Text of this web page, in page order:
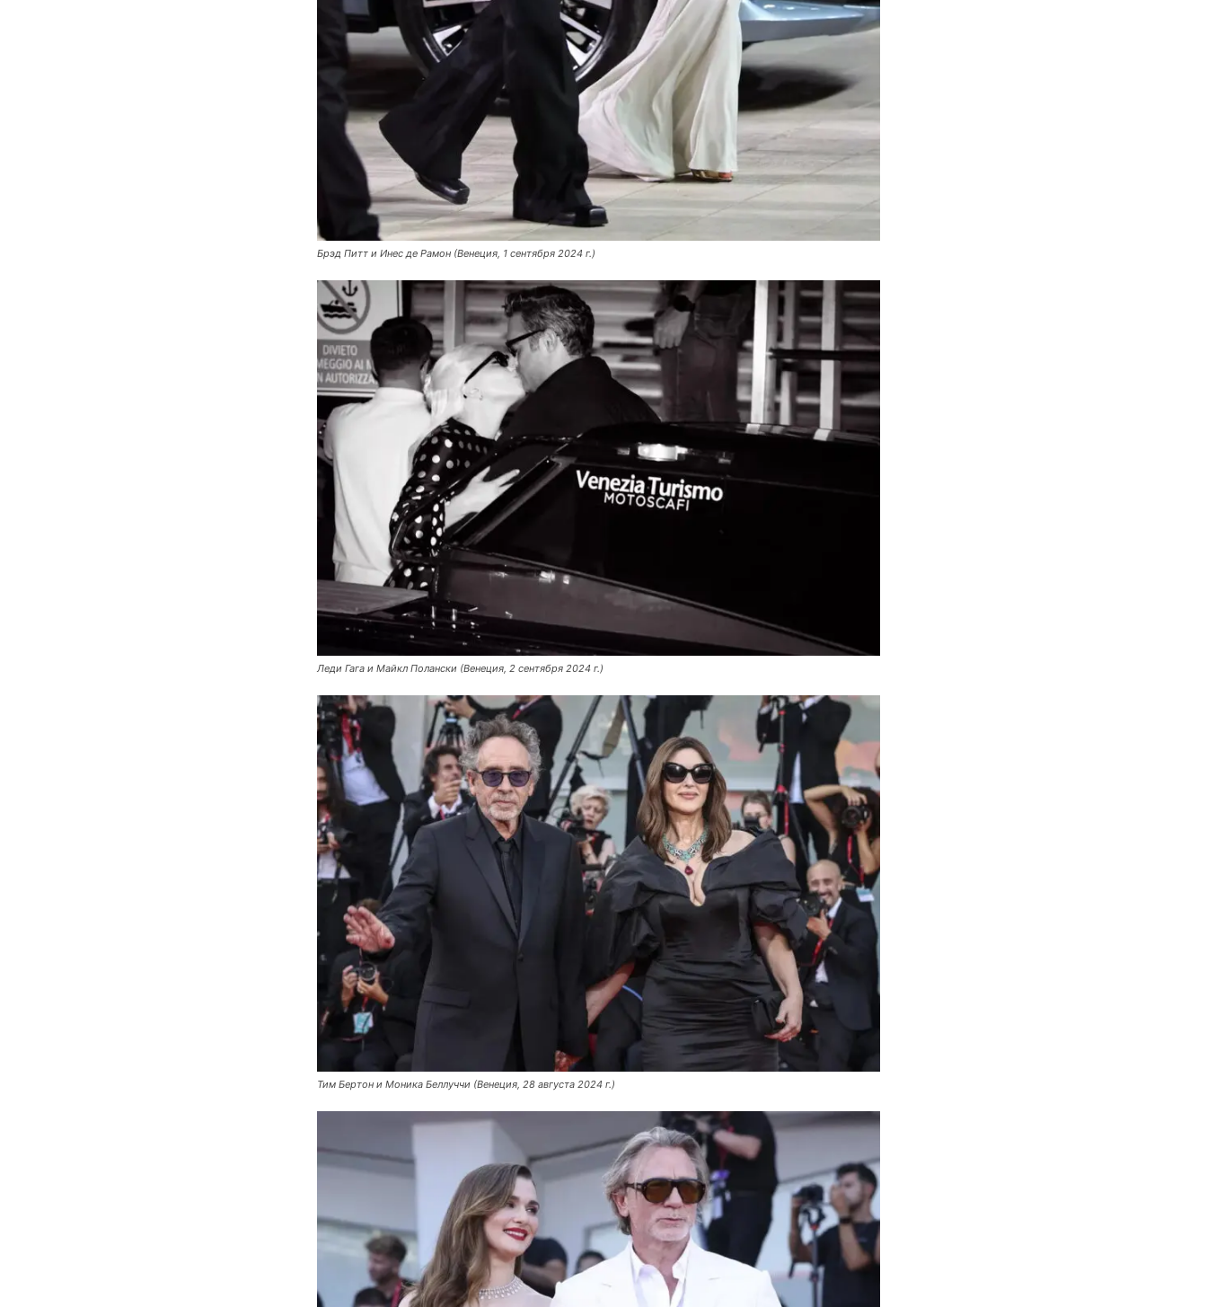
Брэд Питт и Инес де Рамон (Венеция, 1 сентября 2024 г.)
Леди Гага и Майкл Полански (Венеция, 2 сентября 2024 г.)
Тим Бертон и Моника Беллуччи (Венеция, 28 августа 2024 г.)